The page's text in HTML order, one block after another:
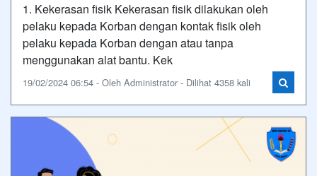
1. Kekerasan fisik Kekerasan fisik dilakukan oleh
pelaku kepada Korban dengan kontak fisik oleh
pelaku kepada Korban dengan atau tanpa
menggunakan alat bantu. Kek
19/02/2024 06:54 - Oleh Administrator - Dilihat 4358 kali